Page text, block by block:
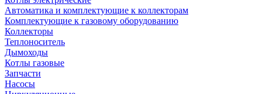
Автоматика и комплектующие к коллекторам
Комплектующие к газовому оборудованию
Коллекторы
Теплоноситель
Дымоходы
Котлы газовые
Запчасти
Насосы